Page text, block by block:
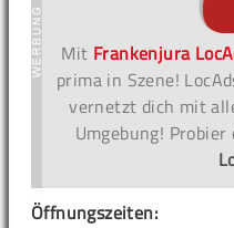
Mit Frankenjura
prima in Szene!
vernetzt dich mit
Umgebung!
Öffnungszeiten: